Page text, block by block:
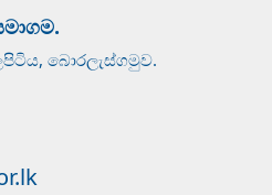
බොරලැස්ගමුව.